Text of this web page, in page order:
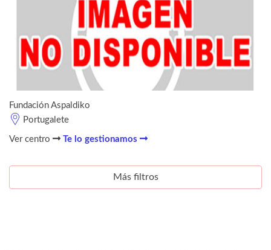
Fundación Aspaldiko
Portugalete
Ver centro Te lo gestionamos
Más filtros